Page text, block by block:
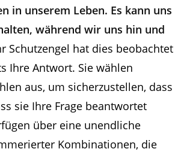
in unserem Leben. Es kann uns
während wir uns hin und
Schutzengel hat dies beobachtet
Ihre Antwort. Sie wählen
aus, um sicherzustellen, dass
sie Ihre Frage beantwortet
über eine unendliche
Kombinationen, die